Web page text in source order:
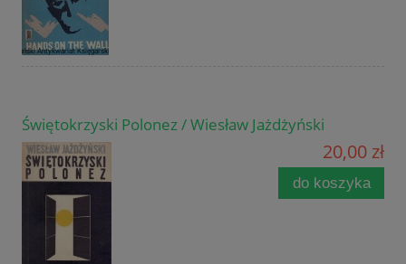
Świętokrzyski Polonez / Wiesław Jażdżyński
20,00 zł
do koszyka